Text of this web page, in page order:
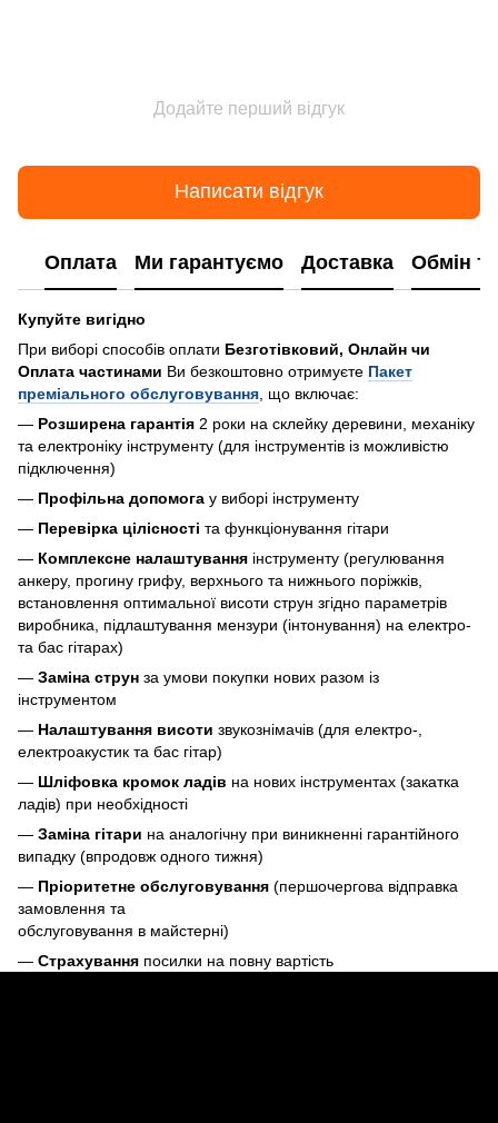
Додайте перший відгук
Написати відгук
Оплата Ми гарантуємо Доставка Обмін
Купуйте вигідно
При виборі способів оплати Безготівковий, Онлайн чи
Оплата частинами Ви безкоштовно отримуєте Пакет
преміального обслуговування , що включає:
— Розширена гарантія 2 роки на склейку деревини, механіку
та електроніку інструменту (для інструментів із можливістю
підключення)
— Профільна допомога у виборі інструменту
— Перевірка цілісності та функціонування гітари
— Комплексне налаштування інструменту (регулювання
анкеру, прогину грифу, верхнього та нижнього поріжків,
встановлення оптимальної висоти струн згідно параметрів
виробника, підлаштування мензури (інтонування) на електро-
та бас гітарах)
— Заміна струн за умови покупки нових разом із
інструментом
— Налаштування висоти звукознімачів (для електро-,
електроакустик та бас гітар)
— Шліфовка кромок ладів на нових інструментах (закатка
ладів) при необхідності
— Заміна гітари на аналогічну при виникненні гарантійного
випадку (впродовж одного тижня)
— Пріоритетне обслуговування (першочергова відправка
замовлення та
обслуговування в майстерні)
— Страхування посилки на повну вартість